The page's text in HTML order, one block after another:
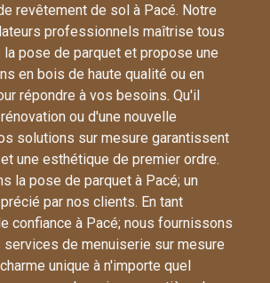
revêtement de sol à Pacé. Notre
professionnels maîtrise tous
pose de parquet et propose une
en bois de haute qualité ou en
répondre à vos besoins. Qu'il
ou d'une nouvelle
solutions sur mesure garantissent
une esthétique de premier ordre.
la pose de parquet à Pacé; un
par nos clients. En tant
confiance à Pacé; nous fournissons
de menuiserie sur mesure
unique à n'importe quel